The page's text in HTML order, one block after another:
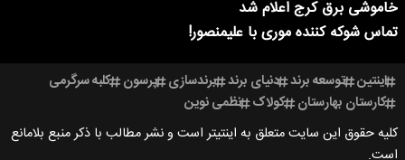
خاموشی برق کرج اعلام شد
تماس شوکه کننده موری با علیمنصور!
اینتین توسعه برند دنیای برند برندسازی پرسون کلبه سرگرمی
کارستان بهارستان کولاک نظمی نوین
کلیه حقوق این سایت متعلق به اینتیتر است و نشر مطالب با ذکر منبع بلامانع